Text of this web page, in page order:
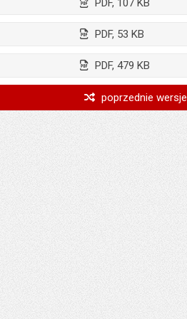
PDF, 107 KB
PDF, 53 KB
PDF, 479 KB
*
poprzednie wersje